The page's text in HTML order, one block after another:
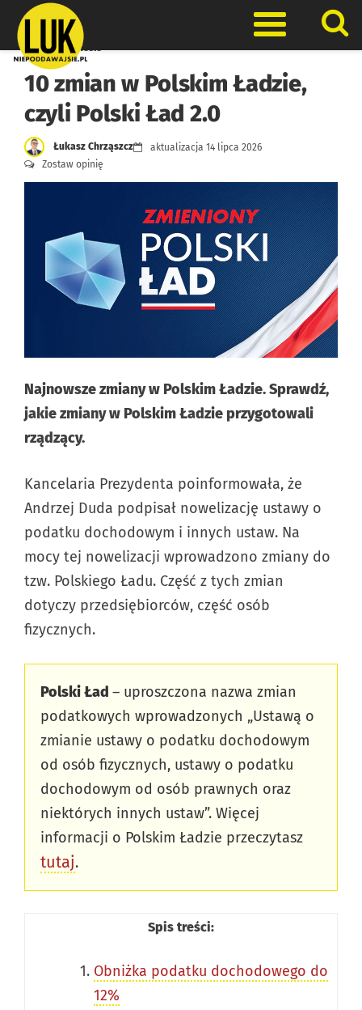
content
Otwórz
Prawo w biznesie
10 zmian w Polskim Ładzie,
czyli Polski Ład 2.0
aktualizacja 14 lipca 2026
Łukasz Chrząszcz
Zostaw opinię
Najnowsze zmiany w Polskim Ładzie. Sprawdź,
jakie zmiany w Polskim Ładzie przygotowali
rządzący.
Kancelaria Prezydenta poinformowała, że
Andrzej Duda podpisał nowelizację ustawy o
podatku dochodowym i innych ustaw. Na
mocy tej nowelizacji wprowadzono zmiany do
tzw. Polskiego Ładu. Część z tych zmian
dotyczy przedsiębiorców, część osób
fizycznych.
Polski Ład – uproszczona nazwa zmian
podatkowych wprowadzonych „Ustawą o
zmianie ustawy o podatku dochodowym
od osób fizycznych, ustawy o podatku
dochodowym od osób prawnych oraz
niektórych innych ustaw”. Więcej
informacji o Polskim Ładzie przeczytasz
tutaj.
Spis treści:
Obniżka podatku dochodowego do
12%